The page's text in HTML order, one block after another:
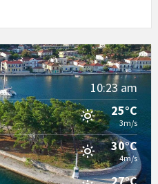
10:23 am
25°C
3m/s
30°C
4m/s